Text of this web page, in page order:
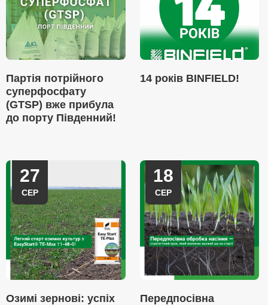
Партія потрійного
суперфосфату
(GTSP) вже прибула
до порту Південний!
14 років BINFIELD!
27
СЕР
Озимі зернові: успіх
18
СЕР
Передпосівна